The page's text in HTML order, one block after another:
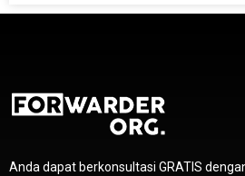
Anda dapat berkonsultasi GRATIS